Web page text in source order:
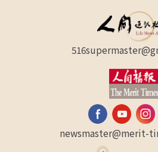
newsmaster@merit-